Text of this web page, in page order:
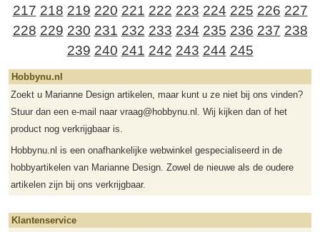
217 218 219 220 221 222 223 224 225 226 227
228 229 230 231 232 233 234 235 236 237 238
239 240 241 242 243 244 245
Hobbynu.nl
Zoekt u Marianne Design artikelen, maar kunt u ze niet bij ons vinden?
Stuur dan een e-mail naar vraag@hobbynu.nl. Wij kijken dan of het
product nog verkrijgbaar is.
Hobbynu.nl is een onafhankelijke webwinkel gespecialiseerd in de
hobbyartikelen van Marianne Design. Zowel de nieuwe als de oudere
artikelen zijn bij ons verkrijgbaar.
Klantenservice